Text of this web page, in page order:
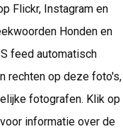
Flickr, Instagram en
Honden en
feed automatisch
rechten op deze foto's,
fotografen. Klik op
informatie over de